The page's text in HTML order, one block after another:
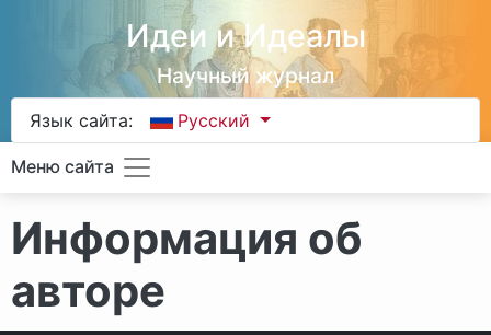
Идеи и Идеалы
Научный журнал
Язык сайта: Русский
Меню сайта
Информация об
авторе